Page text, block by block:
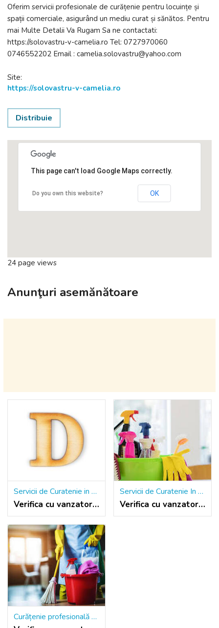
Oferim servicii profesionale de curățenie pentru locuințe și
spații comerciale, asigurând un mediu curat și sănătos. Pentru
mai Multe Detalii Va Rugam Sa ne contactati:
https://solovastru-v-camelia.ro Tel: 0727970060
0746552202 Email : camelia.solovastru@yahoo.com
Site:
https://solovastru-v-camelia.ro
Distribuie
This page can't load Google Maps correctly.
Do you own this website? OK
24 page views
Anunţuri asemănătoare
Servicii de Curatenie in Asociatii de Propietari
Verifica cu vanzatorul
Servicii de Curatenie In Scari de Bloc
Verifica cu vanzatorul
Curățenie profesională pentru orice spațiu